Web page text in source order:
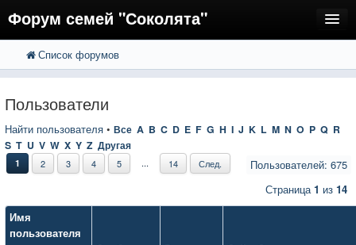
Форум семей "Соколята"
FAQ
Вход
Список форумов
Пользователи
Найти пользователя • Все A B C D E F G H I J K L M N O P Q R
S T U V W X Y Z Другая
Пользователей: 675
1 2 3 4 5 ... 14 След.
Страница1 из 14
Имя
пользователя